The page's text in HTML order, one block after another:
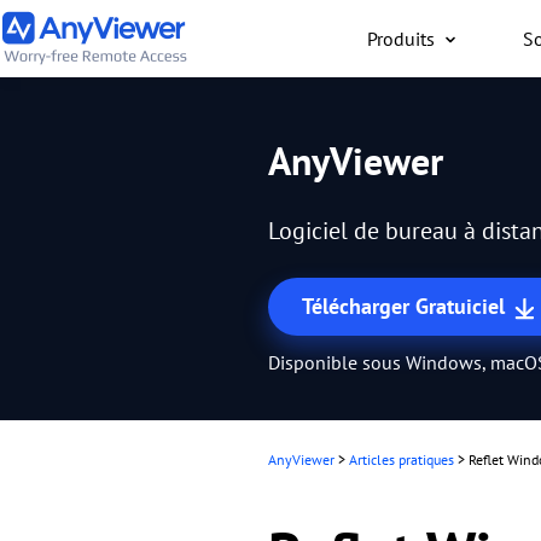
Produits
PC/Mac/mobile, où que
AnyViewer
Logiciel de bureau à
Télécharger Gratuiciel
Disponible sous Windows,
AnyViewer > Articles pratiques > Reflet